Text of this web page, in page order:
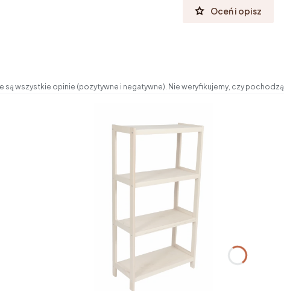
Oceń i opisz
są wszystkie opinie (pozytywne i negatywne). Nie weryfikujemy, czy